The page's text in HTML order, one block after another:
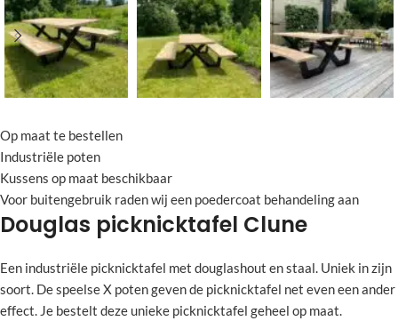
Op maat te bestellen
Industriële poten
Kussens op maat beschikbaar
Voor buitengebruik raden wij een poedercoat behandeling aan
Douglas picknicktafel Clune
Een industriële picknicktafel met douglashout en staal. Uniek in zijn
soort. De speelse X poten geven de picknicktafel net even een ander
effect. Je bestelt deze unieke picknicktafel geheel op maat.